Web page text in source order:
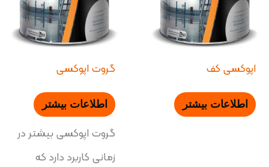
اپوکسی کف
اطلاعات بیشتر
گروت اپوکسی
اطلاعات بیشتر
گروت اپوکسی بیشتر در
زمانی کاربرد دارد که